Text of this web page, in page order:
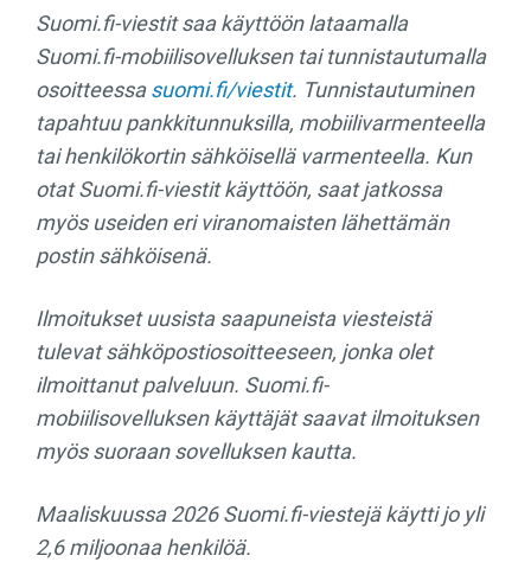
Suomi.fi-viestit saa käyttöön lataamalla
Suomi.fi-mobiilisovelluksen tai tunnistautumalla
osoitteessasuomi.fi/viestit. Tunnistautuminen
tapahtuu pankkitunnuksilla, mobiilivarmenteella
tai henkilökortin sähköisellä varmenteella. Kun
otat Suomi.fi-viestit käyttöön, saat jatkossa
myös useiden eri viranomaisten lähettämän
postin sähköisenä.
Ilmoitukset uusista saapuneista viesteistä
tulevat sähköpostiosoitteeseen, jonka olet
ilmoittanut palveluun. Suomi.fi-
mobiilisovelluksen käyttäjät saavat ilmoituksen
myös suoraan sovelluksen kautta.
Maaliskuussa 2026 Suomi.fi-viestejä käytti jo yli
2,6 miljoonaa henkilöä.